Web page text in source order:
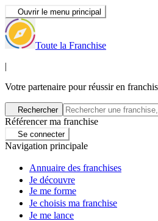
Ouvrir le menu principal
Toute la Franchise
|
Votre partenaire pour réussir en
Rechercher
Référencer ma franchise
Se connecter
Navigation principale
Annuaire des franchises
Je découvre
Je me forme
Je choisis ma franchise
Je me lance